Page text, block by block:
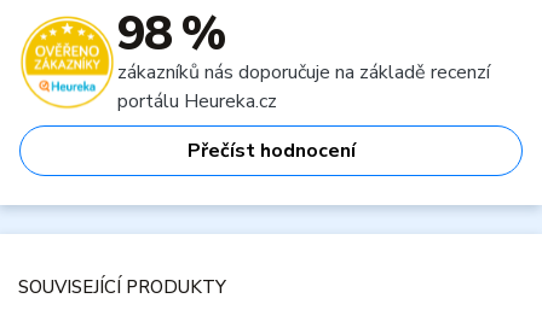
98 %
zákazníků nás doporučuje na základě recenzí
portálu Heureka.cz
Přečíst hodnocení
SOUVISEJÍCÍ PRODUKTY